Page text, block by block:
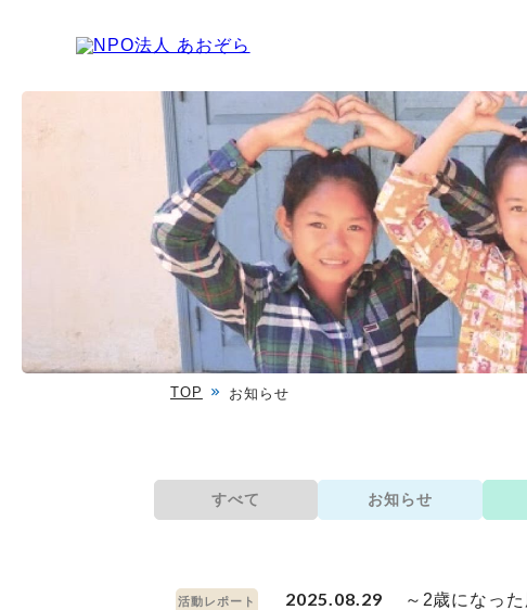
TOP お知らせ
すべて お知らせ
活動レポート 2025.08.29 ～2歳になっ